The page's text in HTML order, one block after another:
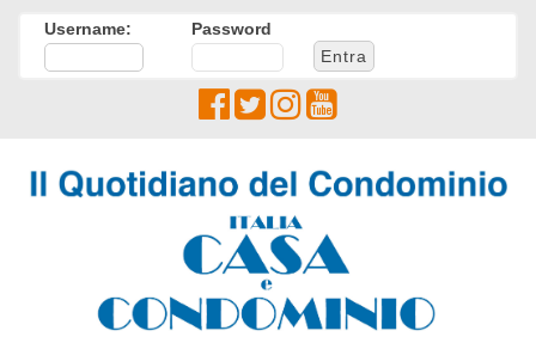
Username: Password